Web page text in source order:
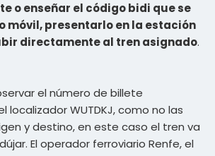
o enseñar el código bidi que se
móvil, presentarlo en la estación
directamente al tren asignado.
el número de billete
localizador WUTDKJ, como no las
y destino, en este caso el tren va
El operador ferroviario Renfe, el